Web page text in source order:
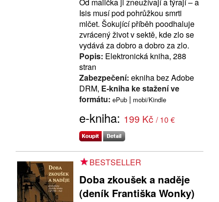
Isis musí pod pohrůžkou smrti
mlčet. Šokující příběh poodhaluje
zvrácený život v sektě, kde zlo se
vydává za dobro a dobro za zlo.
Popis: Elektronická kniha, 288
stran
Zabezpečení: ekniha bez Adobe
DRM, E-kniha ke stažení ve
formátu: ePub | mobi/Kindle
e-kniha: 199 Kč / 10 €
BESTSELLER
Doba zkoušek a naděje
(deník Františka Wonky)